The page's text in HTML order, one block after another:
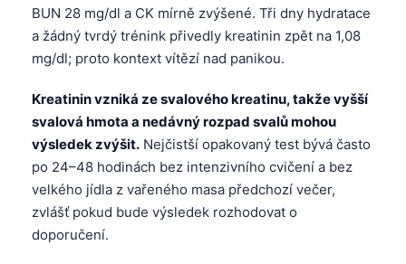
BUN 28 mg/dl a CK mírně zvýšené. Tři dny hydratace
a žádný tvrdý trénink přivedly kreatinin zpět na 1,08
mg/dl; proto kontext vítězí nad panikou.
Kreatinin vzniká ze svalového kreatinu, takže vyšší
svalová hmota a nedávný rozpad svalů mohou
výsledek zvýšit. Nejčistší opakovaný test bývá často
po 24–48 hodinách bez intenzivního cvičení a bez
velkého jídla z vařeného masa předchozí večer,
zvlášť pokud bude výsledek rozhodovat o
doporučení.